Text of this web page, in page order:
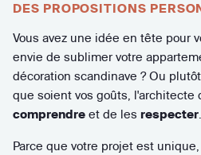
DES PROPOSITIONS
Vous avez une idée en tête pour
envie de sublimer votre
décoration scandinave ? Ou
que soient vos goûts, l'architecte
comprendre et de les respecter.
Parce que votre projet est